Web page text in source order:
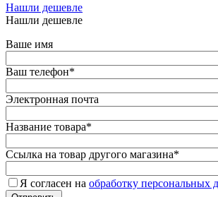
Нашли дешевле
Нашли дешевле
Ваше имя
Ваш телефон*
Электронная почта
Название товара*
Ссылка на товар другого магазина*
Я согласен на обработку персональных